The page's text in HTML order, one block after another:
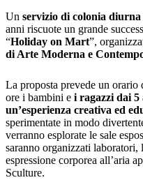
Un servizio di colonia diurna
anni riscuote un grande
“Holiday on Mart”,
di Arte Moderna e
La proposta prevede un orario
ore i bambini e i ragazzi dai
un’esperienza creativa ed
sperimentate in modo
verranno esplorate le sale
saranno organizzati laboratori,
espressione corporea all’aria
Sculture.